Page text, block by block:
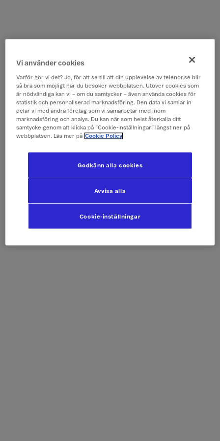
Vi använder cookies
Varför gör vi det? Jo, för att se till att din upplevelse av telenor.se blir
så bra som möjligt när du besöker webbplatsen. Utöver cookies som
är nödvändiga kan vi – om du samtycker – även använda cookies för
statistik och personaliserad marknadsföring. Den data vi samlar in
delar vi med andra företag som vi samarbetar med inom
marknadsföring och analys. Du kan när som helst återkalla ditt
samtycke genom att klicka på ”Cookie-inställningar” längst ner på
webbplatsen. Läs mer på Cookie Policy
Cookie-inställningar
Avvisa alla
Godkänn alla cookies